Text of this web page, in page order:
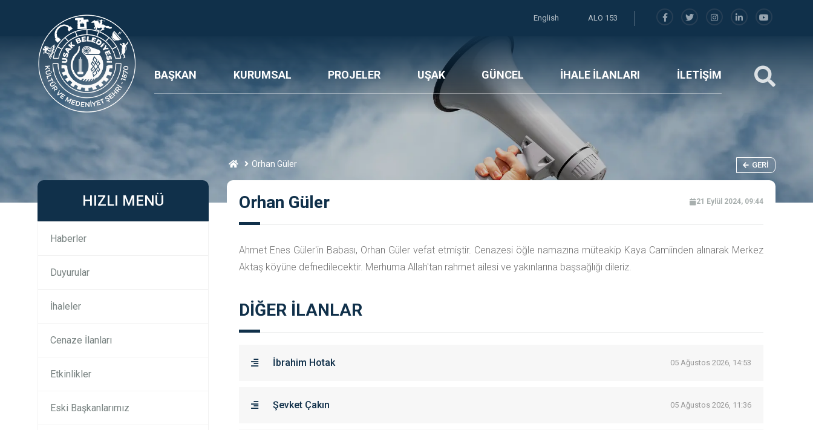
English ALO 153
BAŞKAN KURUMSAL PROJELER UŞAK GÜNCEL İHALE İLANLARI İLETİŞİM
Orhan Güler GERI
HIZLI MENÜ
Haberler
Duyurular
İhaleler
Cenaze İlanları
Etkinlikler
Eski Başkanlarımız
Orhan Güler 21 Eylül 2024, 09:44
Ahmet Enes Güler'in Babası, Orhan Güler vefat etmiştir. Cenazesi öğle namazına müteakip Kaya Camiinden alınarak Merkez
Aktaş köyüne defnedilecektir. Merhuma Allah'tan rahmet ailesi ve yakınlarına başsağlığı dileriz.
DİĞER İLANLAR
İbrahim Hotak 05 Ağustos 2026, 14:53
Şevket Çakın 05 Ağustos 2026, 11:36